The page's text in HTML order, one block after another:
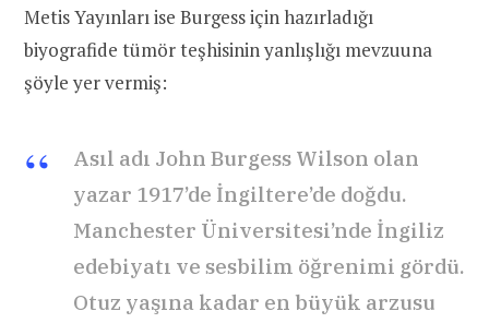
Metis Yayınları ise Burgess için hazırladığı
biyografide tümör teşhisinin yanlışlığı mevzuuna
şöyle yer vermiş:
Asıl adı John Burgess Wilson olan
yazar 1917’de İngiltere’de doğdu.
Manchester Üniversitesi’nde İngiliz
edebiyatı ve sesbilim öğrenimi gördü.
Otuz yaşına kadar en büyük arzusu